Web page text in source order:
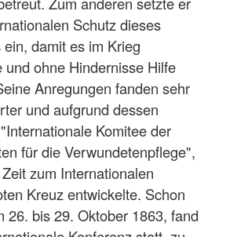
Schutz dieses
damit es im Krieg
und ohne Hindernisse Hilfe
Anregungen fanden sehr
und aufgrund dessen
Komitee der
für die Verwundetenpflege",
zum Internationalen
Kreuz entwickelte. Schon
26. bis 29. Oktober 1863, fand